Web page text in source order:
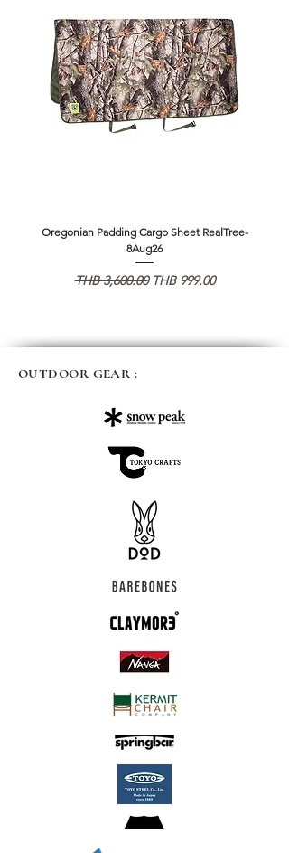
Oregonian Padding Cargo Sheet RealTree-
8Aug26
Regular Price
THB 3,600.00 Sale Price
THB 999.00
OUTDOOR GEAR :